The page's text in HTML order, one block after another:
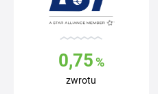
0,75%
zwrotu